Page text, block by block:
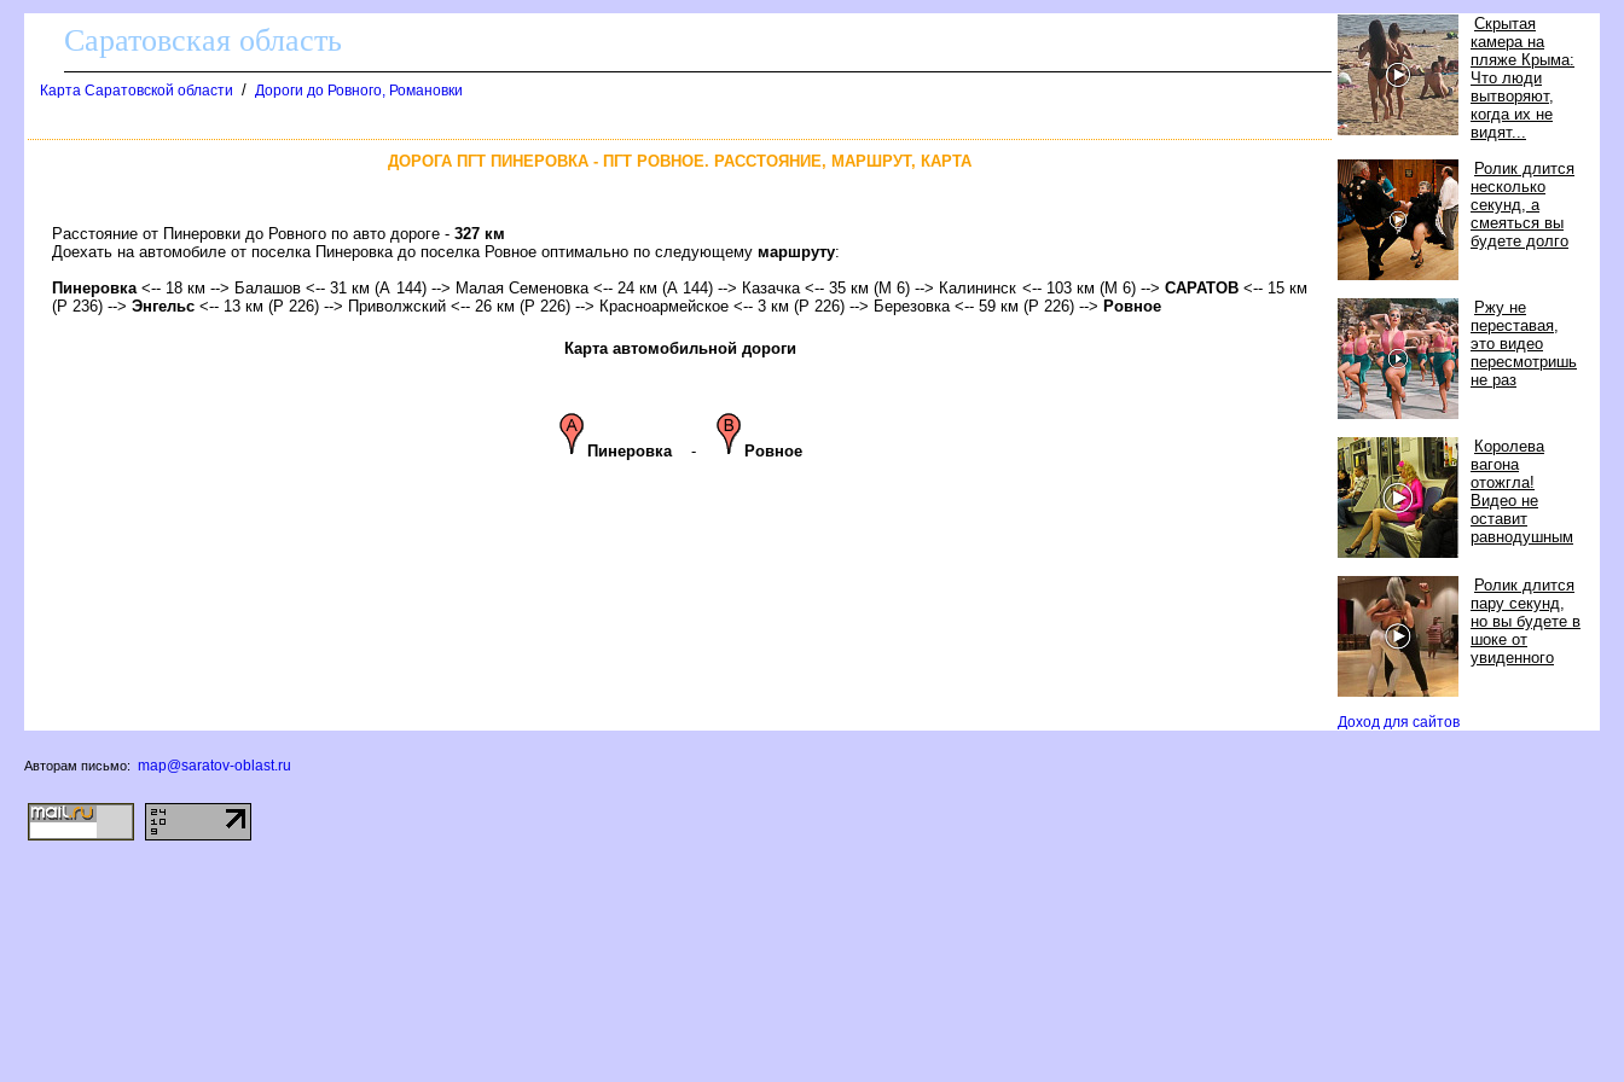
Скрытая
камера на
пляже Крыма:
Что люди
ытворяют,
когда их не
идят...
Ролик длится
несколько
секунд, а
смеяться вы
удете долго
Ржу не
переставая,
это видео
пересмотришь
не раз
Королева
агона
отожгла!
идео не
оставит
равнодушным
Ролик длится
пару секунд,
но вы будете
шоке от
увиденного
Доход для сайто
Саратовская область
Карта Саратовской области / Дороги до Ровного, Романовки
ДОРОГА ПГТ ПИНЕРОВКА - ПГТ РОВНОЕ. РАССТОЯНИЕ, МАРШРУТ, КАРТА
Расстояние от Пинеровки до Ровного по авто дороге - 327 км
Доехать на автомобиле от поселка Пинеровка до поселка Ровное оптимально по следующему маршруту:
Пинеровка <-- 18 км --> Балашо <-- 31 км (А 144) --> Малая Семеновка <-- 24 км (А 144) --> Казачка <-- 35 км (М 6) --> Калининск <-- 103 км (М 6) --> САРАТО<-- 15 км
(Р 236) --> Энгельс <-- 13 км (Р 226) --> Приволжский <-- 26 км (Р 226) --> Красноармейское <-- 3 км (Р 226) --> Березовка <-- 59 км (Р 226) --> Ровное
Карта автомобильной дороги
Пинеровка- Ровное
Авторам письмо: map@saratov-oblast.ru